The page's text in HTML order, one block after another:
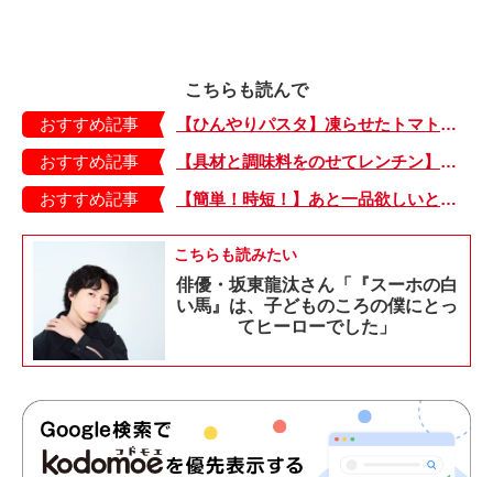
こちらも読んで
おすすめ記事
【ひんやりパスタ】凍らせたトマトで夏らしい一品「たらこのトマトシャーベットパスタ」
おすすめ記事
【具材と調味料をのせてレンチン】ケチャップ×バターの王道味！「うどんナポリタン」のできあがり♪
おすすめ記事
【簡単！時短！】あと一品欲しいときにおすすめの「卵とレタスの炒めもの」のレシピ
こちらも読みたい
俳優・坂東龍汰さん「『スーホの白
い馬』は、子どものころの僕にとっ
てヒーローでした」